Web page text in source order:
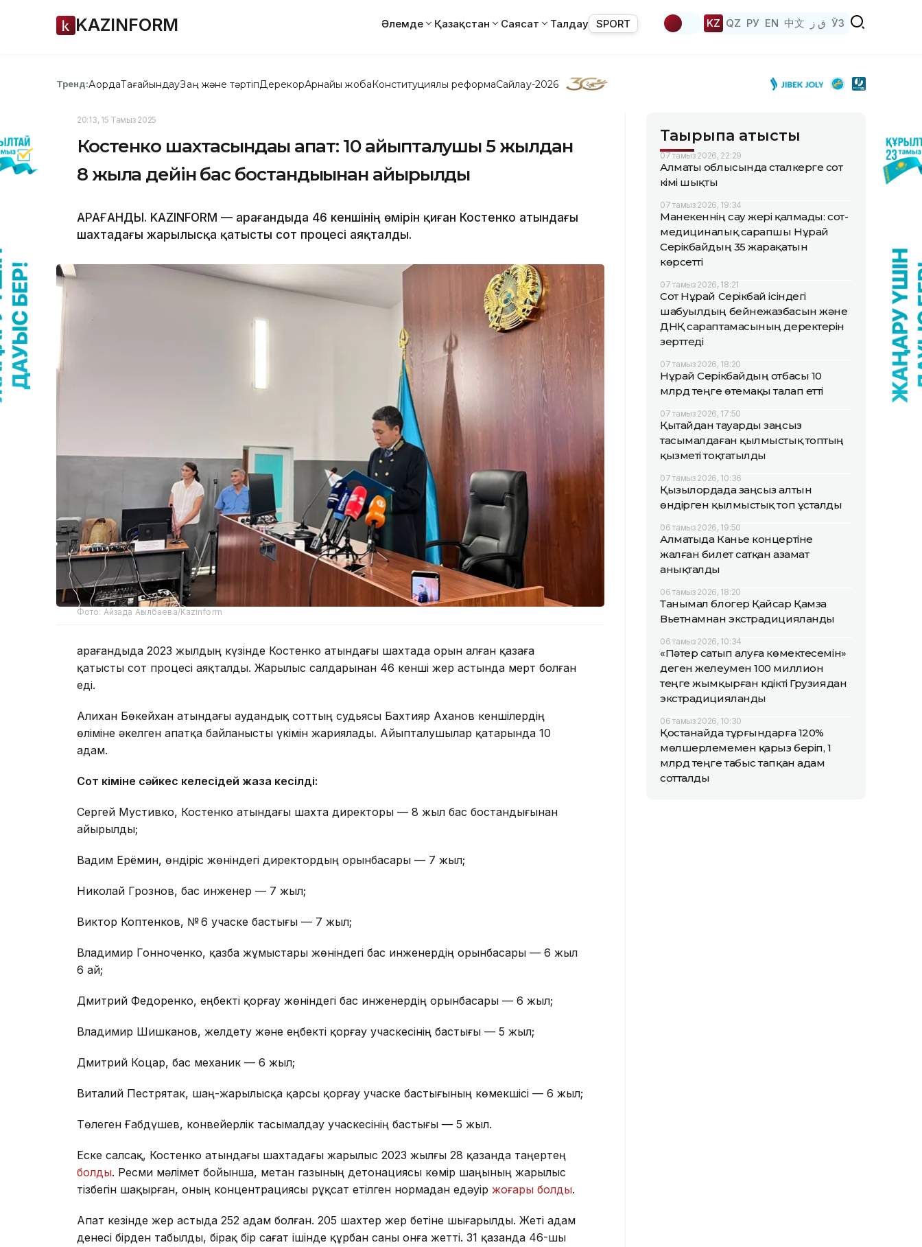
KAZINFORM Әлемде Қазақстан Саясат Талдау SPORT KZ QZ РУ EN 中文 ق ز ЎЗ
Тренд:АқордаТағайындауЗаң және тәртіпДерекқорАрнайы жобаКонституциялық реформаСайлау-2026
20:13, 15 Тамыз 2025
Костенко шахтасындағы апат: 10 айыпталушы 5 жылдан
8 жылға дейін бас бостандығынан айырылды
ҚАРАҒАНДЫ. KAZINFORM — Қарағандыда 46 кеншінің өмірін қиған Костенко атындағы
шахтадағы жарылысқа қатысты сот процесі аяқталды.
Фото: Айзада Ағылбаева/Kazinform
Қарағандыда 2023 жылдың күзінде Костенко атындағы шахтада орын алған қазаға
қатысты сот процесі аяқталды. Жарылыс салдарынан 46 кенші жер астында мерт болған
еді.
Алихан Бөкейхан атындағы аудандық соттың судьясы Бахтияр Аханов кеншілердің
өліміне әкелген апатқа байланысты үкімін жариялады. Айыпталушылар қатарында 10
адам.
Сот үкіміне сәйкес келесідей жаза кесілді:
Сергей Мустивко, Костенко атындағы шахта директоры — 8 жыл бас бостандығынан
айырылды;
Вадим Ерёмин, өндіріс жөніндегі директордың орынбасары — 7 жыл;
Николай Грознов, бас инженер — 7 жыл;
Виктор Коптенков, № 6 учаске бастығы — 7 жыл;
Владимир Гонноченко, қазба жұмыстары жөніндегі бас инженердің орынбасары — 6 жыл
6 ай;
Дмитрий Федоренко, еңбекті қорғау жөніндегі бас инженердің орынбасары — 6 жыл;
Владимир Шишканов, желдету және еңбекті қорғау учаскесінің бастығы — 5 жыл;
Дмитрий Коцар, бас механик — 6 жыл;
Виталий Пестрятак, шаң-жарылысқа қарсы қорғау учаске бастығының көмекшісі — 6 жыл;
Төлеген Ғабдүшев, конвейерлік тасымалдау учаскесінің бастығы — 5 жыл.
Еске салсақ, Костенко атындағы шахтадағы жарылыс 2023 жылғы 28 қазанда таңертең
болды. Ресми мәлімет бойынша, метан газының детонациясы көмір шаңының жарылыс
тізбегін шақырған, оның концентрациясы рұқсат етілген нормадан едәуір жоғары болды.
Апат кезінде жер астыда 252 адам болған. 205 шахтер жер бетіне шығарылды. Жеті адам
денесі бірден табылды, бірақ бір сағат ішінде құрбан саны онға жетті. 31 қазанда 46-шы
Тақырыпқа қатысты
07 тамыз 2026, 22:29
Алматы облысында сталкерге сот
үкімі шықты
07 тамыз 2026, 19:34
Манекеннің сау жері қалмады: сот-
медициналық сарапшы Нұрай
Серікбайдың 35 жарақатын
көрсетті
07 тамыз 2026, 18:21
Сот Нұрай Серікбай ісіндегі
шабуылдың бейнежазбасын және
ДНҚ сараптамасының деректерін
зерттеді
07 тамыз 2026, 18:20
Нұрай Серікбайдың отбасы 10
млрд теңге өтемақы талап етті
07 тамыз 2026, 17:50
Қытайдан тауарды заңсыз
тасымалдаған қылмыстық топтың
қызметі тоқтатылды
07 тамыз 2026, 10:36
Қызылордада заңсыз алтын
өндірген қылмыстық топ ұсталды
06 тамыз 2026, 19:50
Алматыда Канье концертіне
жалған билет сатқан азамат
анықталды
06 тамыз 2026, 18:20
Танымал блогер Қайсар Қамза
Вьетнамнан экстрадицияланды
06 тамыз 2026, 10:34
«Пәтер сатып алуға көмектесемін»
деген желеумен 100 миллион
теңге жымқырған күдікті Грузиядан
экстрадицияланды
06 тамыз 2026, 10:30
Қостанайда тұрғындарға 120%
мөлшерлемемен қарыз беріп, 1
млрд теңге табыс тапқан адам
сотталды